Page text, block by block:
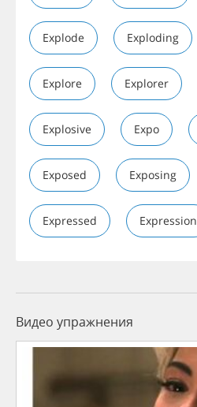
Explode Exploding
Explore Explorer
Explosive Expo
Exposed Exposing
Expressed Expression
Видео упражнения